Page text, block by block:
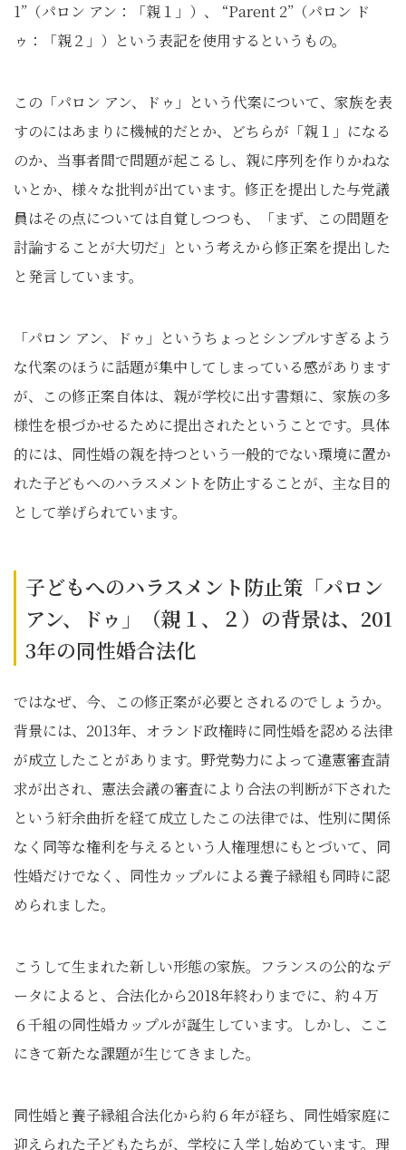
1”（パロン アン：「親１」）、 “Parent 2”（パロン ド
ゥ：「親２」）という表記を使用するというもの。
この「パロン アン、ドゥ」という代案について、家族を表
すのにはあまりに機械的だとか、どちらが「親１」になる
のか、当事者間で問題が起こるし、親に序列を作りかねな
いとか、様々な批判が出ています。修正を提出した与党議
員はその点については自覚しつつも、「まず、この問題を
討論することが大切だ」という考えから修正案を提出した
と発言しています。
「パロン アン、ドゥ」というちょっとシンプルすぎるよう
な代案のほうに話題が集中してしまっている感があります
が、この修正案自体は、親が学校に出す書類に、家族の多
様性を根づかせるために提出されたということです。具体
的には、同性婚の親を持つという一般的でない環境に置か
れた子どもへのハラスメントを防止することが、主な目的
として挙げられています。
子どもへのハラスメント防止策「パロン
アン、ドゥ」（親１、２）の背景は、201
3年の同性婚合法化
ではなぜ、今、この修正案が必要とされるのでしょうか。
背景には、2013年、オランド政権時に同性婚を認める法律
が成立したことがあります。野党勢力によって違憲審査請
求が出され、憲法会議の審査により合法の判断が下された
という紆余曲折を経て成立したこの法律では、性別に関係
なく同等な権利を与えるという人権理想にもとづいて、同
性婚だけでなく、同性カップルによる養子縁組も同時に認
められました。
こうして生まれた新しい形態の家族。フランスの公的なデ
ータによると、合法化から2018年終わりまでに、約４万
６千組の同性婚カップルが誕生しています。しかし、ここ
にきて新たな課題が生じてきました。
同性婚と養子縁組合法化から約６年が経ち、同性婚家庭に
迎えられた子どもたちが、学校に入学し始めています。理